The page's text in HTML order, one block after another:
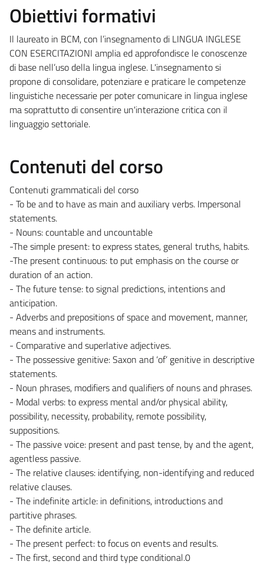
Obiettivi formativi
Il laureato in BCM, con l’insegnamento di LINGUA INGLESE
CON ESERCITAZIONI amplia ed approfondisce le conoscenze
di base nell’uso della lingua inglese. L'insegnamento si
propone di consolidare, potenziare e praticare le competenze
linguistiche necessarie per poter comunicare in lingua inglese
ma soprattutto di consentire un'interazione critica con il
linguaggio settoriale.
Contenuti del corso
Contenuti grammaticali del corso
- To be and to have as main and auxiliary verbs. Impersonal
statements.
- Nouns: countable and uncountable
-The simple present: to express states, general truths, habits.
-The present continuous: to put emphasis on the course or
duration of an action.
- The future tense: to signal predictions, intentions and
anticipation.
- Adverbs and prepositions of space and movement, manner,
means and instruments.
- Comparative and superlative adjectives.
- The possessive genitive: Saxon and ‘of’ genitive in descriptive
statements.
- Noun phrases, modifiers and qualifiers of nouns and phrases.
- Modal verbs: to express mental and/or physical ability,
possibility, necessity, probability, remote possibility,
suppositions.
- The passive voice: present and past tense, by and the agent,
agentless passive.
- The relative clauses: identifying, non-identifying and reduced
relative clauses.
- The indefinite article: in definitions, introductions and
partitive phrases.
- The definite article.
- The present perfect: to focus on events and results.
- The first, second and third type conditional.0